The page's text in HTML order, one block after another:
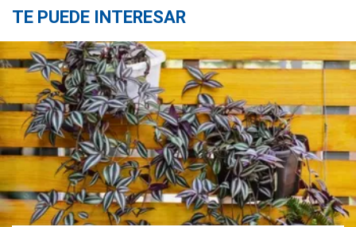
TE PUEDE INTERESAR